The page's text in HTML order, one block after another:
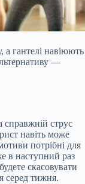
а гантелі навіюють
—
справжній струс
навіть може
потрібні для
в наступний раз
скасовувати
серед тижня.